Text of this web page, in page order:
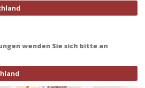
wenden Sie sich bitte an